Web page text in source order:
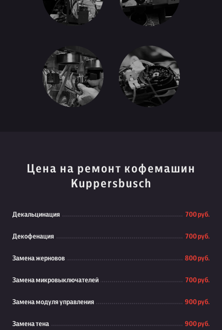
Цена на ремонт кофемашин
Kuppersbusch
Декальцинация 700 руб.
Декофенация 700 руб.
Замена жерновов 800 руб.
Замена микровыключателей 700 руб.
Замена модуля управления 900 руб.
Замена тена 900 руб.